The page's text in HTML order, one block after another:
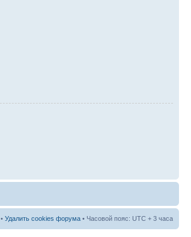
• Удалить cookies форума • Часовой пояс: UTC + 3 часа